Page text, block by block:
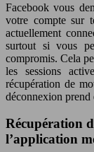
Facebook vous
votre compte sur
actuellement
surtout si vous
compromis. Cela
les sessions
récupération de
déconnexion
Récupération
l’application